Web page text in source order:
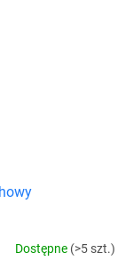
Dostępne (>5 szt.)